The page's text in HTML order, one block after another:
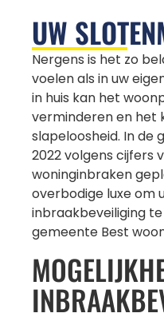
UW
Nergens is het zo
voelen als in uw
in huis kan het
verminderen en het
slapeloosheid. In de
2022 volgens cijfers
woninginbraken
overbodige luxe om
inbraakbeveiliging
gemeente Best